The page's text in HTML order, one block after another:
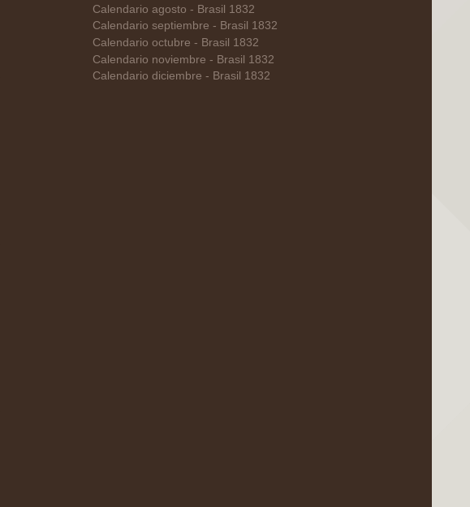
Calendario agosto - Brasil 1832
Calendario septiembre - Brasil 1832
Calendario octubre - Brasil 1832
Calendario noviembre - Brasil 1832
Calendario diciembre - Brasil 1832